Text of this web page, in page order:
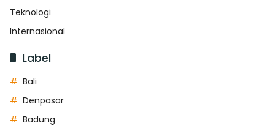
Teknologi
Internasional
Label
Bali
Denpasar
Badung